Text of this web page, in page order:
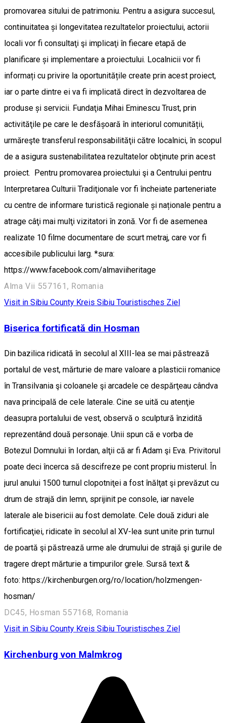
promovarea sitului de patrimoniu. Pentru a asigura succesul,
continuitatea și longevitatea rezultatelor proiectului, actorii
locali vor fi consultaţi şi implicaţi în fiecare etapă de
planificare și implementare a proiectului. Localnicii vor fi
informați cu privire la oportunitățile create prin acest proiect,
iar o parte dintre ei va fi implicată direct în dezvoltarea de
produse și servicii. Fundaţia Mihai Eminescu Trust, prin
activităţile pe care le desfășoară în interiorul comunității,
urmăreşte transferul responsabilităţii către localnici, în scopul
de a asigura sustenabilitatea rezultatelor obţinute prin acest
proiect. Pentru promovarea proiectului şi a Centrului pentru
Interpretarea Culturii Tradiţionale vor fi încheiate parteneriate
cu centre de informare turistică regionale și naționale pentru a
atrage câţi mai mulţi vizitatori în zonă. Vor fi de asemenea
realizate 10 filme documentare de scurt metraj, care vor fi
accesibile publicului larg. *sura:
https://www.facebook.com/almaviiheritage
Alma Vii 557161, Romania
Visit in Sibiu County Kreis Sibiu Touristisches Ziel
Biserica fortificată din Hosman
Din bazilica ridicată în secolul al XIII-lea se mai păstrează
portalul de vest, mărturie de mare valoare a plasticii romanice
în Transilvania şi coloanele şi arcadele ce despărţeau cândva
nava principală de cele laterale. Cine se uită cu atenţie
deasupra portalului de vest, observă o sculptură înzidită
reprezentând două personaje. Unii spun că e vorba de
Botezul Domnului în Iordan, alţii că ar fi Adam şi Eva. Privitorul
poate deci încerca să descifreze pe cont propriu misterul. În
jurul anului 1500 turnul clopotniţei a fost înălţat şi prevăzut cu
drum de strajă din lemn, sprijinit pe console, iar navele
laterale ale bisericii au fost demolate. Cele două ziduri ale
fortificaţiei, ridicate în secolul al XV-lea sunt unite prin turnul
de poartă şi păstrează urme ale drumului de strajă şi gurile de
tragere drept mărturie a timpurilor grele. Sursă text &
foto: https://kirchenburgen.org/ro/location/holzmengen-
hosman/
DC45, Hosman 557168, Romania
Visit in Sibiu County Kreis Sibiu Touristisches Ziel
Kirchenburg von Malmkrog